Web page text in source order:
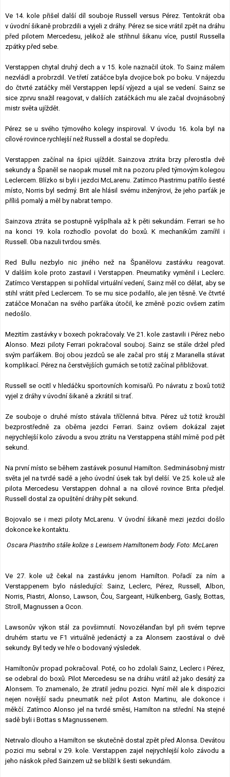
Ve 14. kole přišel další díl souboje Russell versus Pérez. Tentokrát oba
v úvodní šikaně probrzdili a vyjeli z dráhy. Pérez se sice vrátil zpět na dráhu
před pilotem Mercedesu, jelikož ale střihnul šikanu více, pustil Russella
zpátky před sebe.
Verstappen chytal druhý dech a v 15. kole naznačil útok. To Sainz málem
nezvládl a probrzdil. Ve třetí zatáčce byla dvojice bok po boku. V nájezdu
do čtvrté zatáčky měl Verstappen lepší výjezd a ujal se vedení. Sainz se
sice zprvu snažil reagovat, v dalších zatáčkách mu ale začal dvojnásobný
mistr světa ujíždět.
Pérez se u svého týmového kolegy inspiroval. V úvodu 16. kola byl na
cílové rovince rychlejší než Russell a dostal se dopředu.
Verstappen začínal na špici ujíždět. Sainzova ztráta brzy přerostla dvě
sekundy a Španěl se naopak musel mít na pozoru před týmovým kolegou
Leclercem. Blízko si byli i jezdci McLarenu. Zatímco Piastrimu patřilo šesté
místo, Norris byl sedmý. Brit ale hlásil svému inženýrovi, že jeho parťák je
příliš pomalý a měl by nabrat tempo.
Sainzova ztráta se postupně vyšplhala až k pěti sekundám. Ferrari se ho
na konci 19. kola rozhodlo povolat do boxů. K mechanikům zamířil i
Russell. Oba nazuli tvrdou směs.
Red Bullu nezbylo nic jiného než na Španělovu zastávku reagovat.
V dalším kole proto zastavil i Verstappen. Pneumatiky vyměnil i Leclerc.
Zatímco Verstappen si pohlídal virtuální vedení, Sainz měl co dělat, aby se
stihl vrátit před Leclercem. To se mu sice podařilo, ale jen těsně. Ve čtvrté
zatáčce Monačan na svého parťáka útočil, ke změně pozic ovšem zatím
nedošlo.
Mezitím zastávky v boxech pokračovaly. Ve 21. kole zastavili i Pérez nebo
Alonso. Mezi piloty Ferrari pokračoval souboj. Sainz se stále držel před
svým parťákem. Boj obou jezdců se ale začal pro stáj z Maranella stávat
komplikací. Pérez na čerstvějších gumách se totiž začínal přibližovat.
Russell se ocitl v hledáčku sportovních komisařů. Po návratu z boxů totiž
vyjel z dráhy v úvodní šikaně a zkrátil si trať.
Ze souboje o druhé místo stávala tříčlenná bitva. Pérez už totiž kroužil
bezprostředně za oběma jezdci Ferrari. Sainz ovšem dokázal zajet
nejrychlejší kolo závodu a svou ztrátu na Verstappena stáhl mírně pod pět
sekund.
Na první místo se během zastávek posunul Hamilton. Sedminásobný mistr
světa jel na tvrdé sadě a jeho úvodní úsek tak byl delší. Ve 25. kole už ale
pilota Mercedesu Verstappen dohnal a na cílové rovince Brita předjel.
Russell dostal za opuštění dráhy pět sekund.
Bojovalo se i mezi piloty McLarenu. V úvodní šikaně mezi jezdci došlo
dokonce ke kontaktu.
Oscara Piastriho stále kolize s Lewisem Hamiltonem body. Foto: McLaren
Ve 27. kole už čekal na zastávku jenom Hamilton. Pořadí za ním a
Verstappenem bylo následující: Sainz, Leclerc, Pérez, Russell, Albon,
Norris, Piastri, Alonso, Lawson, Čou, Sargeant, Hülkenberg, Gasly, Bottas,
Stroll, Magnussen a Ocon.
Lawsonův výkon stál za povšimnutí. Novozélanďan byl při svém teprve
druhém startu ve F1 virtuálně jedenáctý a za Alonsem zaostával o dvě
sekundy. Byl tedy ve hře o bodovaný výsledek.
Hamiltonův propad pokračoval. Poté, co ho zdolali Sainz, Leclerc i Pérez,
se odebral do boxů. Pilot Mercedesu se na dráhu vrátil až jako desátý za
Alonsem. To znamenalo, že ztratil jednu pozici. Nyní měl ale k dispozici
nejen novější sadu pneumatik než pilot Aston Martinu, ale dokonce i
měkčí. Zatímco Alonso jel na tvrdé směsi, Hamilton na střední. Na stejné
sadě byli i Bottas s Magnussenem.
Netrvalo dlouho a Hamilton se skutečně dostal zpět před Alonsa. Devátou
pozici mu sebral v 29. kole. Verstappen zajel nejrychlejší kolo závodu a
jeho náskok před Sainzem už se blížil k šesti sekundám.